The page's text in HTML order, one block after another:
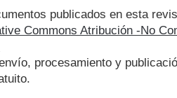
publicados en esta
Commons Atribución -No
procesamiento y